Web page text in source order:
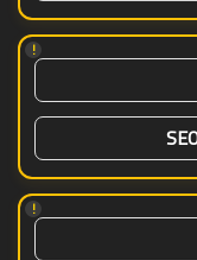
!
!